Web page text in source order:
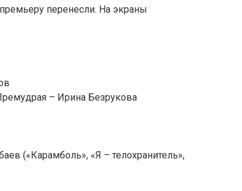
перенесли. На экраны
– Ирина Безрукова
(«Карамболь», «Я – телохранитель»,